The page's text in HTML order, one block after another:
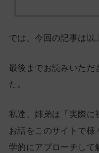
では、今回の記事は以
最後までお読みいただ
た。
私達、姉弟は「実際に
お話をこのサイトで
学的にアプローチして